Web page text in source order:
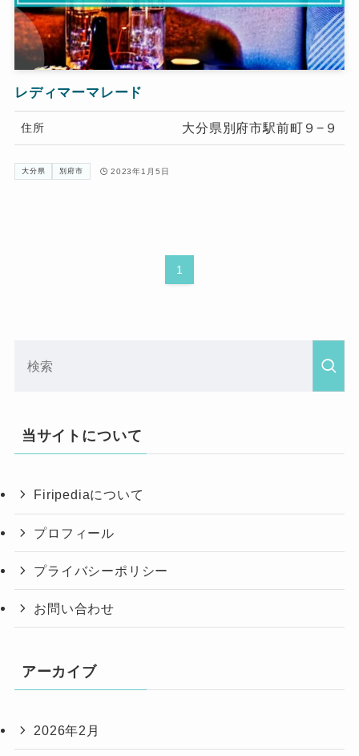
レディマーマレード
住所 大分県別府市駅前町９−９
大分県 別府市 2023年1月5日
1
当サイトについて
Firipediaについて
プロフィール
プライバシーポリシー
お問い合わせ
アーカイブ
2026年2月